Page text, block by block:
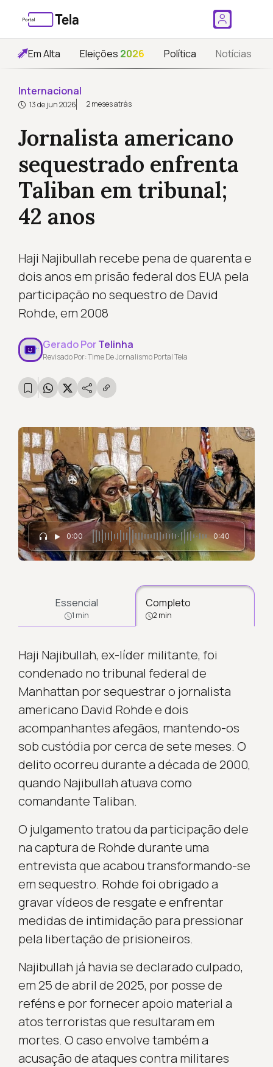
Em Alta Eleições 2026 Política Notícias
Internacional
13 de jun 2026 2 meses atrás
Jornalista americano
sequestrado enfrenta
Taliban em tribunal;
42 anos
Haji Najibullah recebe pena de quarenta e
dois anos em prisão federal dos EUA pela
participação no sequestro de David
Rohde, em 2008
Gerado PorTelinha
Revisado Por: Time De Jornalismo Portal Tela
0:00 0:40
Essencial
1 min
Completo
2 min
Haji Najibullah, ex-líder militante, foi
condenado no tribunal federal de
Manhattan por sequestrar o jornalista
americano David Rohde e dois
acompanhantes afegãos, mantendo-os
sob custódia por cerca de sete meses. O
delito ocorreu durante a década de 2000,
quando Najibullah atuava como
comandante Taliban.
O julgamento tratou da participação dele
na captura de Rohde durante uma
entrevista que acabou transformando-se
em sequestro. Rohde foi obrigado a
gravar vídeos de resgate e enfrentar
medidas de intimidação para pressionar
pela libertação de prisioneiros.
Najibullah já havia se declarado culpado,
em 25 de abril de 2025, por posse de
reféns e por fornecer apoio material a
atos terroristas que resultaram em
mortes. O caso envolve também a
acusação de ataques contra militares